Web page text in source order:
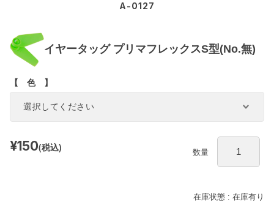
A-0127
イヤータッグ プリマフレックスS型(No.無)
【 色 】
在庫状態 : 在庫有り
¥150(税込) 数量